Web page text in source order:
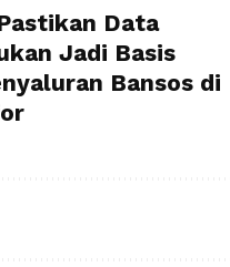
Data
Jadi Basis
Bansos di